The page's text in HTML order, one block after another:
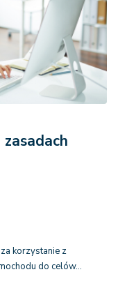
korzystanie z
do celów…